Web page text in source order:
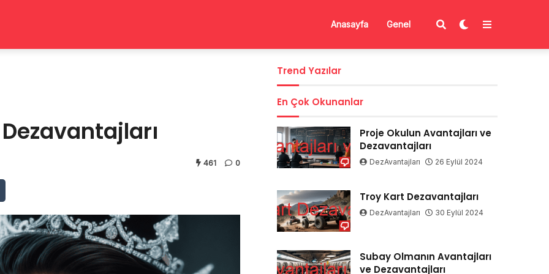
Anasayfa Genel
461 0
Trend Yazılar
En Çok Okunanlar
Proje Okulun Avantajları ve
Dezavantajları
DezAvantajları 26 Eylül 2024
Troy Kart Dezavantajları
DezAvantajları 30 Eylül 2024
Subay Olmanın Avantajları
ve Dezavantajları